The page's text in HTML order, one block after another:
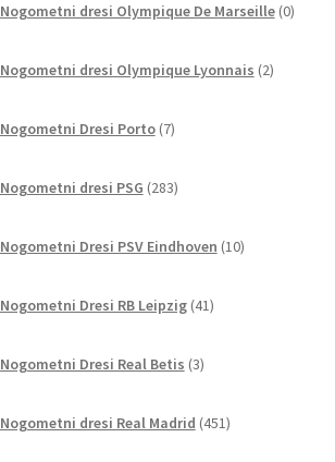
Nogometni dresi Olympique De Marseille 0
Nogometni dresi Olympique Lyonnais 2izdelka
Nogometni Dresi Porto 7izdelkov
Nogometni dresi PSG 283izdelkov
Nogometni Dresi PSV Eindhoven 10izdelkov
Nogometni Dresi RB Leipzig 41izdelkov
Nogometni Dresi Real Betis 3izdelki
Nogometni dresi Real Madrid 451izdelkov